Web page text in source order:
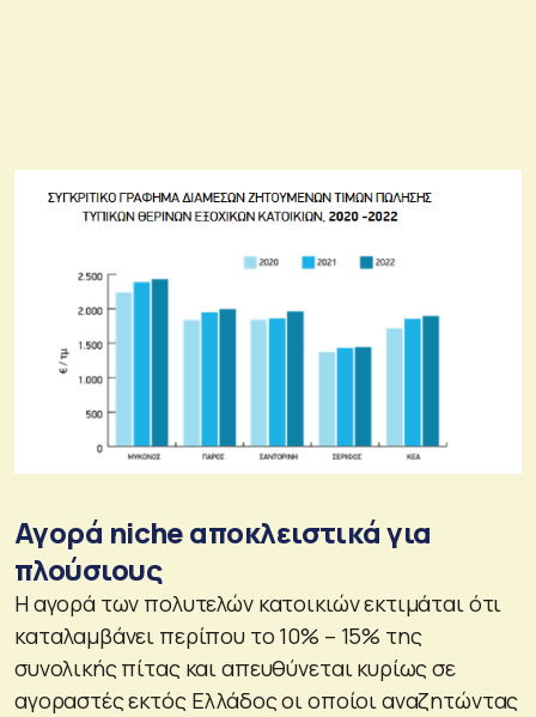
Αγορά niche αποκλειστικά για
πλούσιους
Η αγορά των πολυτελών κατοικιών εκτιμάται ότι
καταλαμβάνει περίπου το 10% – 15% της
συνολικής πίτας και απευθύνεται κυρίως σε
αγοραστές εκτός Ελλάδος οι οποίοι αναζητώντας